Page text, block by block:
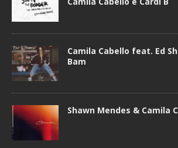
Camila Cabello feat. Ed
Bam
Shawn Mendes & Camila